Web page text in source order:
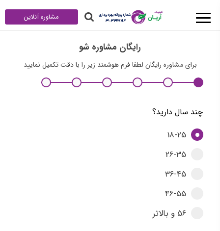
مشاوره آنلاین
رایگان مشاوره شو
برای مشاوره رایگان لطفا فرم هوشمند زیر را با دقت تکمیل نمایید
چند سال دارید؟
18-25
26-35
36-45
46-55
56 و بالاتر